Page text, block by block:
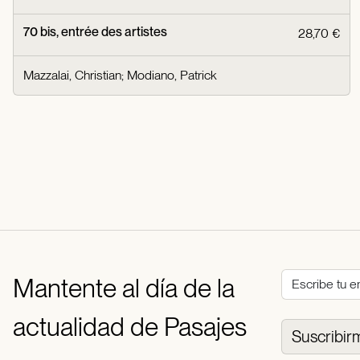
70 bis, entrée des artistes 28,70 €
Mazzalai, Christian; Modiano, Patrick
Mantente al día de la
actualidad de Pasajes